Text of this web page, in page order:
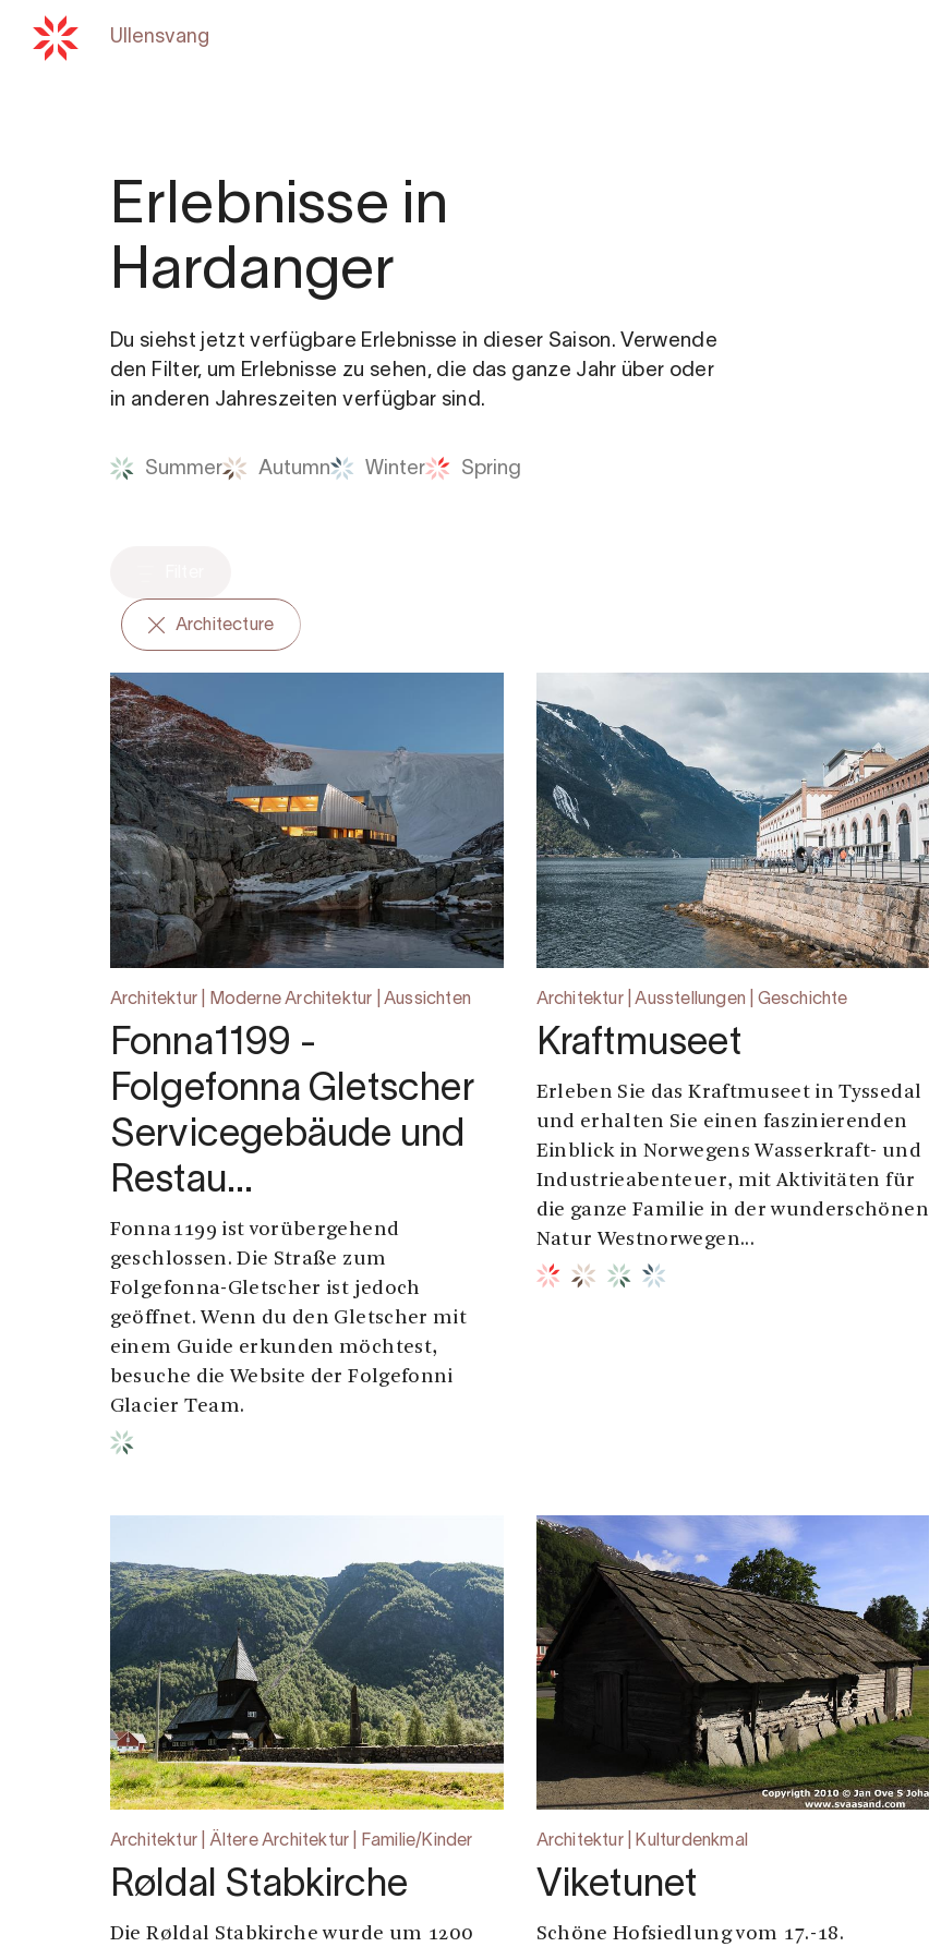
Ullensvang
Erlebnisse in
Hardanger
Du siehst jetzt verfügbare Erlebnisse in dieser Saison. Verwende
den Filter, um Erlebnisse zu sehen, die das ganze Jahr über oder
in anderen Jahreszeiten verfügbar sind.
Summer Autumn Winter Spring
Architecture
Architektur | Moderne Architektur | Aussichten
Fonna1199 -
Folgefonna Gletscher
Servicegebäude und
Restau…
Fonna1199 ist vorübergehend
geschlossen. Die Straße zum
Folgefonna-Gletscher ist jedoch
geöffnet. Wenn du den Gletscher mit
einem Guide erkunden möchtest,
besuche die Website der Folgefonni
Glacier Team.
Architektur | Ausstellungen | Geschichte
Kraftmuseet
Erleben Sie das Kraftmuseet in Tyssedal
und erhalten Sie einen faszinierenden
Einblick in Norwegens Wasserkraft- und
Industrieabenteuer, mit Aktivitäten für
die ganze Familie in der wunderschönen
Natur Westnorwegen...
Architektur | Ältere Architektur | Familie/Kinder
Røldal Stabkirche
Die Røldal Stabkirche wurde um 1200
Architektur | Kulturdenkmal
Viketunet
Schöne Hofsiedlung vom 17.-18.